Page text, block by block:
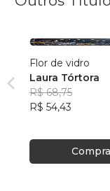
Flor de vidro
Laura Tórtora
R$ 68,75
R$ 54,43